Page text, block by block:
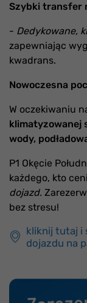
Szybki transfer
- Dedykowane,
zapewniając
kwadrans.
Nowoczesna
W oczekiwaniu
klimatyzowanej
wody,
P1 Okęcie
każdego, kto ceni
dojazd.
bez stresu!
kliknij tutaj i
dojazdu na